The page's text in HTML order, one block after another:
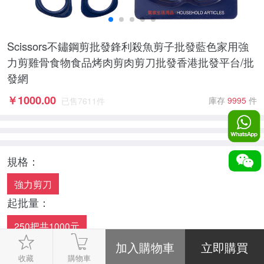
Scissors不鏽鋼剪批發鋒利殺魚剪子批發藍色家用強
力剪雞骨食物食品烤肉剪肉剪刀批發香港批發平台/批
發網
￥1000.00 已售 7611 件 庫存 9995 件
規格：
強力剪刀
起批量：
250把共1000元
數量：
收藏 購物車